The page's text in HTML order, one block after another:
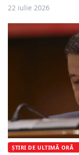
22 iulie 2026
ȘTIRI DE ULTIMĂ ORĂ